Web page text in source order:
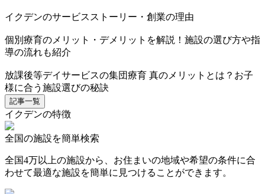
イクデンのサービスストーリー・創業の理由
個別療育のメリット・デメリットを解説！施設の選び方や指
導の流れも紹介
放課後等デイサービスの集団療育 真のメリットとは？お子
様に合う施設選びの秘訣
記事一覧
イクデンの特徴
全国の施設を簡単検索
全国4万以上の施設から、お住まいの地域や希望の条件に合
わせて最適な施設を簡単に見つけることができます。